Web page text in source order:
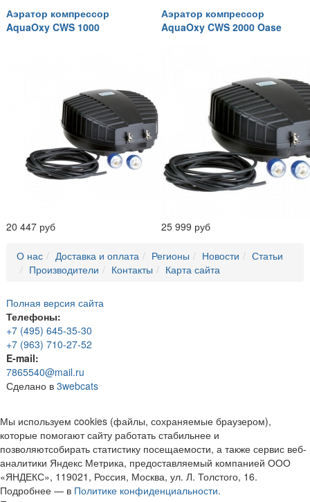
Аэратор компрессор
AquaOxy CWS 1000
20 447 руб
Аэратор компрессор
AquaOxy CWS 2000 Oase
25 999 руб
О нас Доставка и оплата Регионы Новости
Статьи
Производители
Контакты Карта сайта
Полная версия сайта
Телефоны:
+7 (495) 645-35-30
+7 (963) 710-27-52
E-mail:
7865540@mail.ru
Сделано в 3webcats
Мы используем cookies (файлы, сохраняемые браузером),
которые помогают сайту работать стабильнее и
позволяютсобирать статистику посещаемости, а также сервис веб-
аналитики Яндекс Метрика, предоставляемый компанией ООО
«ЯНДЕКС», 119021, Россия, Москва, ул. Л. Толстого, 16.
Подробнее — в Политике конфиденциальности.